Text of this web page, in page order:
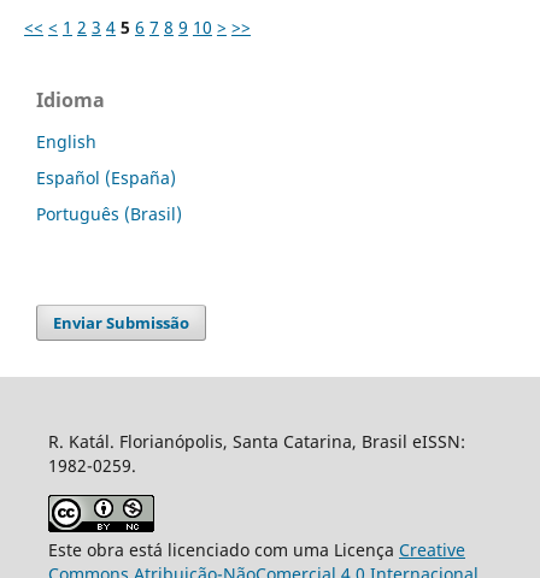
<< < 1 2 3 4 5 6 7 8 9 10 > >>
Idioma
English
Español (España)
Português (Brasil)
Enviar Submissão
R. Katál. Florianópolis, Santa Catarina, Brasil eISSN:
1982-0259.
Este obra está licenciado com uma Licença Creative